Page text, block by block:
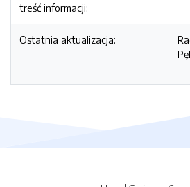
treść informacji:
Ostatnia aktualizacja: